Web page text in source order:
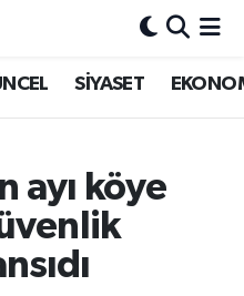
SİYASET
ayı köye
ve Fikstür